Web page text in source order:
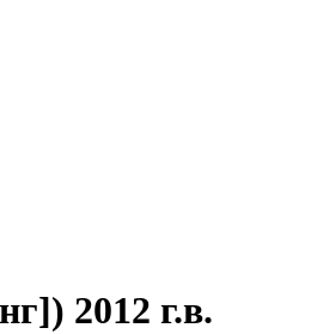
2012 г.в.